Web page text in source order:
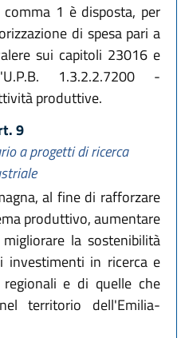
1 è disposta, per
di spesa pari a
sui capitoli 23016 e
1.3.2.2.7200 -
produttive.
9
a progetti di ricerca
al fine di rafforzare
produttivo, aumentare
la sostenibilità
investimenti in ricerca e
e di quelle che
territorio dell'Emilia-